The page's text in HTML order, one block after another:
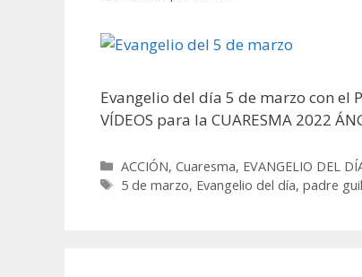
Evangelio del día 5 de marzo con el
VÍDEOS para la CUARESMA 2022
Categorías
ACCIÓN,Cuaresma, EVANGELIO DEL
Etiquetas
5 de marzo, Evangelio del día,padre